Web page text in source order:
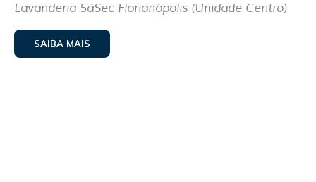
Lavanderia 5àSec Florianópolis (Unidade Centro)
SAIBA MAIS